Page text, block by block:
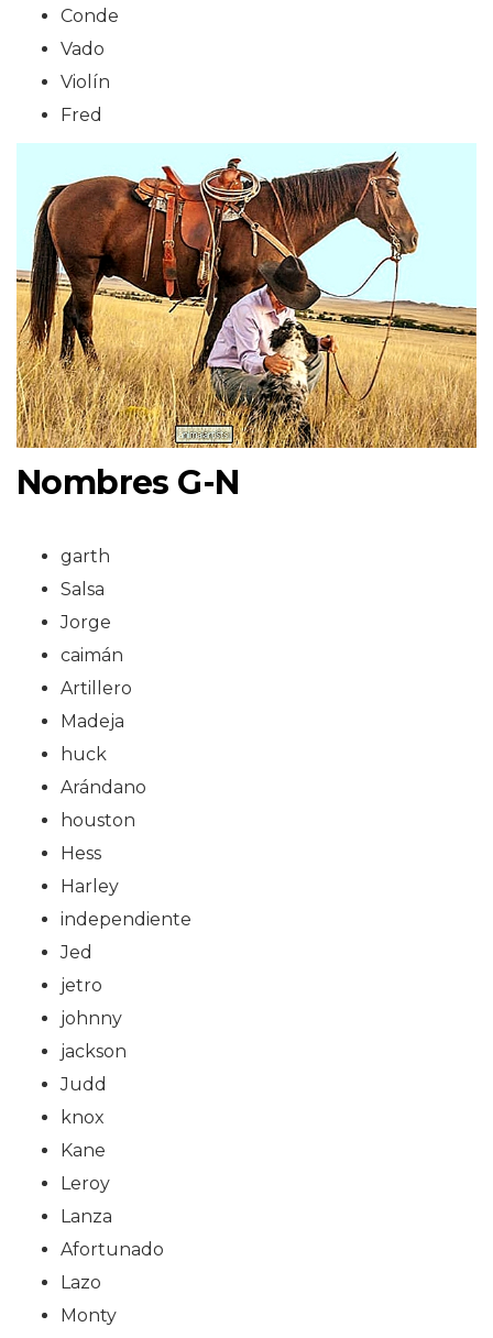
Conde
Vado
Violín
Fred
Nombres G-N
garth
Salsa
Jorge
caimán
Artillero
Madeja
huck
Arándano
houston
Hess
Harley
independiente
Jed
jetro
johnny
jackson
Judd
knox
Kane
Leroy
Lanza
Afortunado
Lazo
Monty